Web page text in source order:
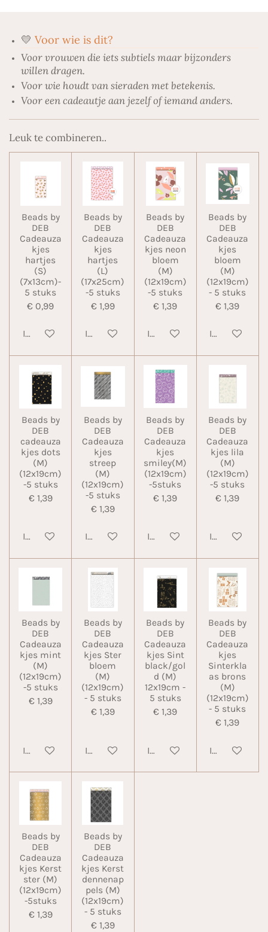
💛 Voor wie is dit?
Voor vrouwen die iets subtiels maar bijzonders
willen dragen.
Voor wie houdt van sieraden met betekenis.
Voor een cadeautje aan jezelf of iemand anders.
Leuk te combineren..
Beads by
DEB
Cadeauza
kjes
hartjes
(S)
(7x13cm)-
5 stuks
€ 0,99
In winkelwagen
Beads by
DEB
Cadeauza
kjes
hartjes
(L)
(17x25cm)
-5 stuks
€ 1,99
In winkelwagen
Beads by
DEB
Cadeauza
kjes neon
bloem
(M)
(12x19cm)
-5 stuks
€ 1,39
In winkelwagen
Beads by
DEB
Cadeauza
kjes
bloem
(M)
(12x19cm)
- 5 stuks
€ 1,39
In
Beads by
DEB
cadeauza
kjes dots
(M)
(12x19cm)
-5 stuks
€ 1,39
In winkelwagen
Beads by
DEB
Cadeauza
kjes
streep
(M)
(12x19cm)
-5 stuks
€ 1,39
In winkelwagen
Beads by
DEB
Cadeauza
kjes
smiley(M)
(12x19cm)
-5stuks
€ 1,39
In winkelwagen
Beads by
DEB
Cadeauza
kjes lila
(M)
(12x19cm)
-5 stuks
€ 1,39
In
Beads by
DEB
Cadeauza
kjes mint
(M)
(12x19cm)
-5 stuks
€ 1,39
In winkelwagen
Beads by
DEB
Cadeauza
kjes Ster
bloem
(M)
(12x19cm)
- 5 stuks
€ 1,39
In winkelwagen
Beads by
DEB
Cadeauza
kjes Sint
black/gol
d (M)
12x19cm -
5 stuks
€ 1,39
In winkelwagen
Beads by
DEB
Cadeauza
kjes
Sinterkla
as brons
(M)
(12x19cm)
- 5 stuks
€ 1,39
In
Beads by
DEB
Cadeauza
kjes Kerst
ster (M)
(12x19cm)
-5stuks
€ 1,39
Beads by
DEB
Cadeauza
kjes Kerst
dennenap
pels (M)
(12x19cm)
- 5 stuks
€ 1,39